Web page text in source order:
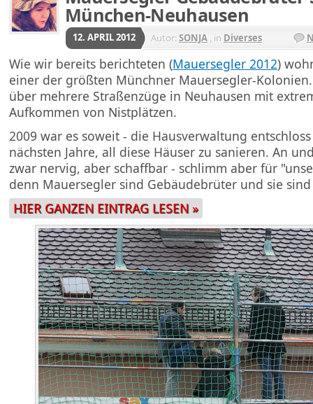
München-Neuhausen
12. APRIL 2012 Autor:SONJA , in Diverses
Wie wir bereits berichteten (Mauersegler 2012)
einer der größten Münchner Mauersegler-
über mehrere Straßenzüge in Neuhausen mit
Aufkommen von Nistplätzen.
2009 war es soweit - die Hausverwaltung
nächsten Jahre, all diese Häuser zu sanieren. An
zwar nervig, aber schaffbar - schlimm aber für
denn Mauersegler sind Gebäudebrüter und sie
HIER GANZEN EINTRAG LESEN »